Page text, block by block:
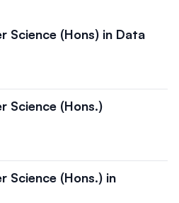
Science (Hons) in Data
Science (Hons.)
Science (Hons.) in